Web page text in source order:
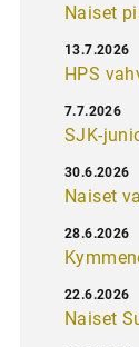
Naiset
HPS
13.7.2026
SJK-
7.7.2026
Naiset
30.6.2026
28.6.2026
Naiset
22.6.2026